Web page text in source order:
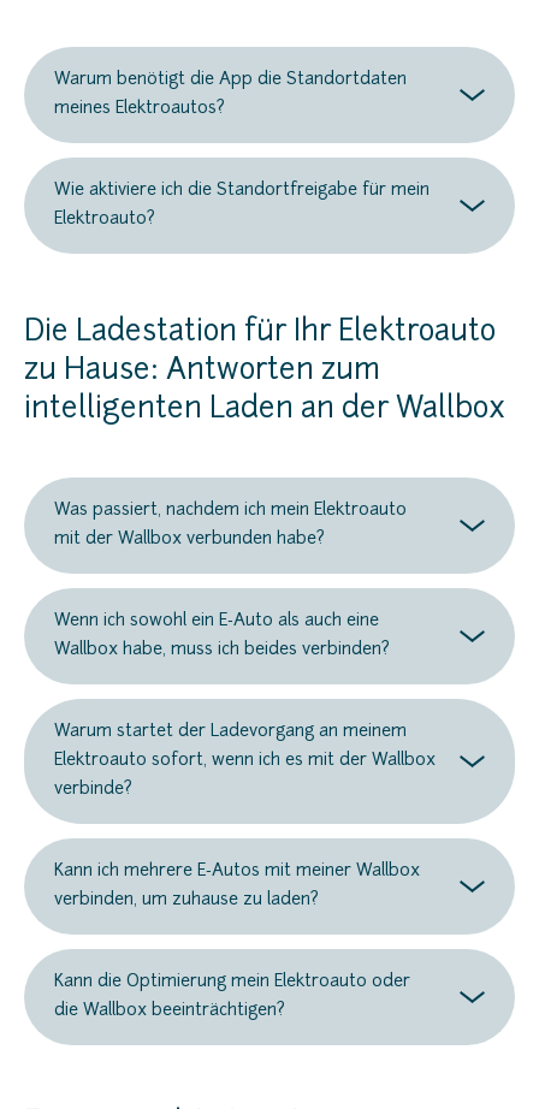
Warum benötigt die App die Standortdaten
meines Elektroautos?
Wie aktiviere ich die Standortfreigabe für mein
Elektroauto?
Die Ladestation für Ihr Elektroauto
zu Hause: Antworten zum
intelligenten Laden an der Wallbox
Was passiert, nachdem ich mein Elektroauto
mit der Wallbox verbunden habe?
Wenn ich sowohl ein E-Auto als auch eine
Wallbox habe, muss ich beides verbinden?
Warum startet der Ladevorgang an meinem
Elektroauto sofort, wenn ich es mit der Wallbox
verbinde?
Kann ich mehrere E-Autos mit meiner Wallbox
verbinden, um zuhause zu laden?
Kann die Optimierung mein Elektroauto oder
die Wallbox beeinträchtigen?